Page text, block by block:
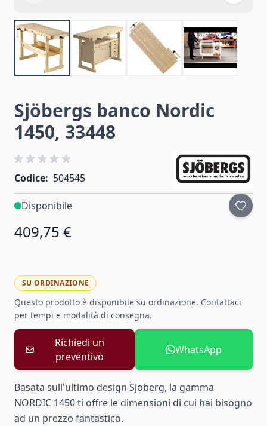
Sjöbergs banco Nordic
1450, 33448
Codice: 504545
Disponibile
409,75 €
SU ORDINAZIONE
Questo prodotto è disponibile su ordinazione. Contattaci
per tempi e modalità di consegna.
Richiedi un
preventivo
WhatsApp
Basata sull'ultimo design Sjöberg, la gamma
NORDIC 1450 ti offre le dimensioni di cui hai bisogno
ad un prezzo fantastico.